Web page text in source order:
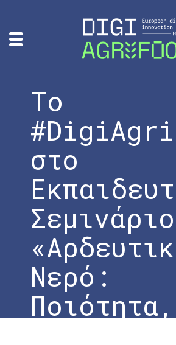
Το
στο
Σεμινάριο
Νερό:
Ποιότητα,